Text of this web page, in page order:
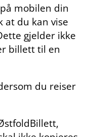
mobilen din
at du kan vise
gjelder ikke
billett til en
du reiser